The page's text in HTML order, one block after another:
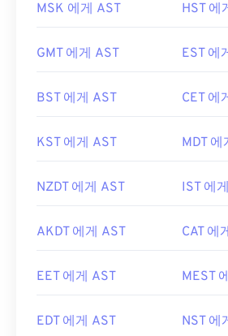
MSK 에게 AST HST 에
GMT 에게 AST EST 에
BST 에게 AST CET 에
KST 에게 AST MDT 에
NZDT 에게 AST IST 에
AKDT 에게 AST CAT 에
EET 에게 AST MEST
EDT 에게 AST NST 에